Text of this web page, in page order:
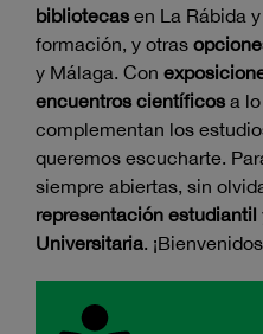
bibliotecas en La Rábida
formación, y otras
y Málaga. Con
encuentros científicos a
complementan los
queremos escucharte.
siempre abiertas, sin
representación estudiantil
Universitaria.